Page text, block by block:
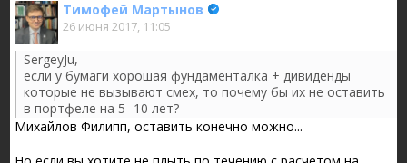
Тимофей Мартынов
26 июня 2017, 11:05
SergeyJu,
если у бумаги хорошая фундаменталка + дивиденды
которые не вызывают смех, то почему бы их не оставить
в портфеле на 5 -10 лет?
Михайлов Филипп, оставить конечно можно...